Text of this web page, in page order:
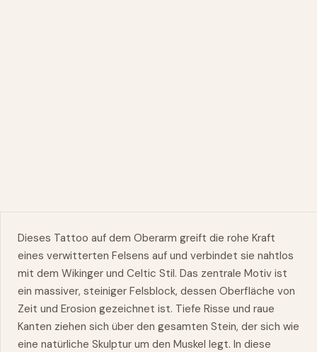
Dieses Tattoo auf dem Oberarm greift die rohe Kraft
eines verwitterten Felsens auf und verbindet sie nahtlos
mit dem Wikinger und Celtic Stil. Das zentrale Motiv ist
ein massiver, steiniger Felsblock, dessen Oberfläche von
Zeit und Erosion gezeichnet ist. Tiefe Risse und raue
Kanten ziehen sich über den gesamten Stein, der sich wie
eine natürliche Skulptur um den Muskel legt. In diese